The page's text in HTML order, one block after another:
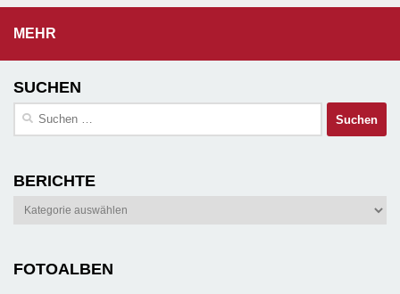
MEHR
SUCHEN
Suchen
BERICHTE
Berichte
FOTOALBEN